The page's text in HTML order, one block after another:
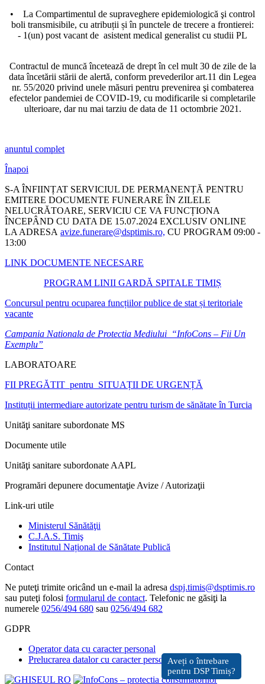
• La Compartimentul de supraveghere epidemiologică şi control
boli transmisibile, cu atribuții și în punctele de trecere a frontierei:
- 1(un) post vacant de asistent medical generalist cu studii PL
Contractul de muncă încetează de drept în cel mult 30 de zile de la
data încetării stării de alertă, conform prevederilor art.11 din Legea
nr. 55/2020 privind unele măsuri pentru prevenirea şi combaterea
efectelor pandemiei de COVID-19, cu modificarile si completarile
ulterioare, dar nu mai tarziu de data de 11 octombrie 2021.
anuntul complet
Înapoi
S-A ÎNFIINȚAT SERVICIUL DE PERMANENȚĂ PENTRU
EMITERE DOCUMENTE FUNERARE ÎN ZILELE
NELUCRĂTOARE, SERVICIU CE VA FUNCȚIONA
ÎNCEPÂND CU DATA DE 15.07.2024 EXCLUSIV ONLINE
LA ADRESA avize.funerare@dsptimis.ro, CU PROGRAM 09:00 -
13:00
LINK DOCUMENTE NECESARE
PROGRAM LINII GARDĂ SPITALE TIMIȘ
Concursul pentru ocuparea funcțiilor publice de stat și teritoriale
vacante
Campania Nationala de Protectia Mediului “InfoCons – Fii Un
Exemplu”
LABORATOARE
FII PREGĂTIT pentru SITUAȚII DE URGENȚĂ
Instituții intermediare autorizate pentru turism de sănătate în Turcia
Unităţi sanitare subordonate MS
Documente utile
Unităţi sanitare subordonate AAPL
Programări depunere documentaţie Avize / Autorizaţii
Link-uri utile
Ministerul Sănătăţii
C.J.A.S. Timiş
Institutul Național de Sănătate Publică
Contact
Ne puteţi trimite oricând un e-mail la adresa dspj.timis@dsptimis.ro
sau puteţi folosi formularul de contact. Telefonic ne găsiţi la
numerele 0256/494 680 sau 0256/494 682
GDPR
Operator data cu caracter personal
Prelucrarea datalor cu caracter personal